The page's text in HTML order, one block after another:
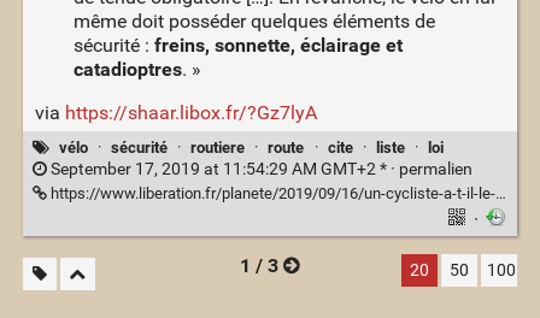
même doit posséder quelques éléments de
sécurité : freins, sonnette, éclairage et
catadioptres. »
via https://shaar.libox.fr/?Gz7lyA
vélo · sécurité · routiere · route · cite · liste · loi
September 17, 2019 at 11:54:29 AM GMT+2 * · permalien
https://www.liberation.fr/planete/2019/09/16/un-cycliste-a-t-il-le-droit-de-passer-au-feu-rouge_1750898
·
1 / 3
20 50 100